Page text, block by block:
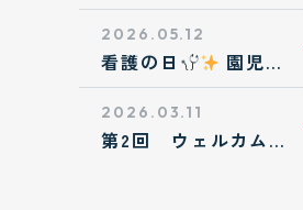
2026.05.12
看護の日 園児た
2026.03.11
第2回 ウェルカムパ
ーティ！！